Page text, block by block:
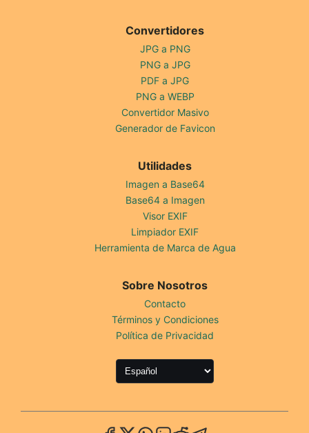
Convertidores
JPG a PNG
PNG a JPG
PDF a JPG
PNG a WEBP
Convertidor Masivo
Generador de Favicon
Utilidades
Imagen a Base64
Base64 a Imagen
Visor EXIF
Limpiador EXIF
Herramienta de Marca de Agua
Sobre Nosotros
Contacto
Términos y Condiciones
Política de Privacidad